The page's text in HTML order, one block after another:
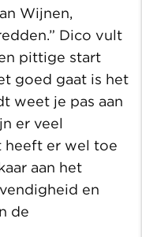
Wijnen,
Dico vult
pittige start
goed gaat is het
weet je pas aan
er veel
heeft er wel toe
aan het
en
de